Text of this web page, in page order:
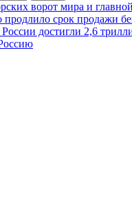
ворот мира и
продлило срок продажи
достигли 2,6